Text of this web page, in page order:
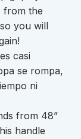
from the
you will
casi
se rompa,
ni
from 48”
handle